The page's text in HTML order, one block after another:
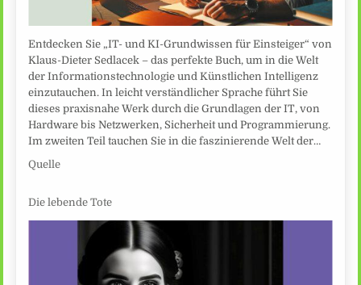
Entdecken Sie „IT- und KI-Grundwissen für Einsteiger“ von
Klaus-Dieter Sedlacek – das perfekte Buch, um in die Welt
der Informationstechnologie und Künstlichen Intelligenz
einzutauchen. In leicht verständlicher Sprache führt Sie
dieses praxisnahe Werk durch die Grundlagen der IT, von
Hardware bis Netzwerken, Sicherheit und Programmierung.
Im zweiten Teil tauchen Sie in die faszinierende Welt der…
Quelle
Die lebende Tote